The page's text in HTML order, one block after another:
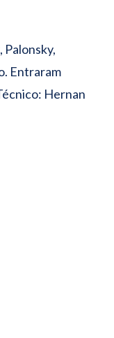
Palonsky,
Entraram
Hernan